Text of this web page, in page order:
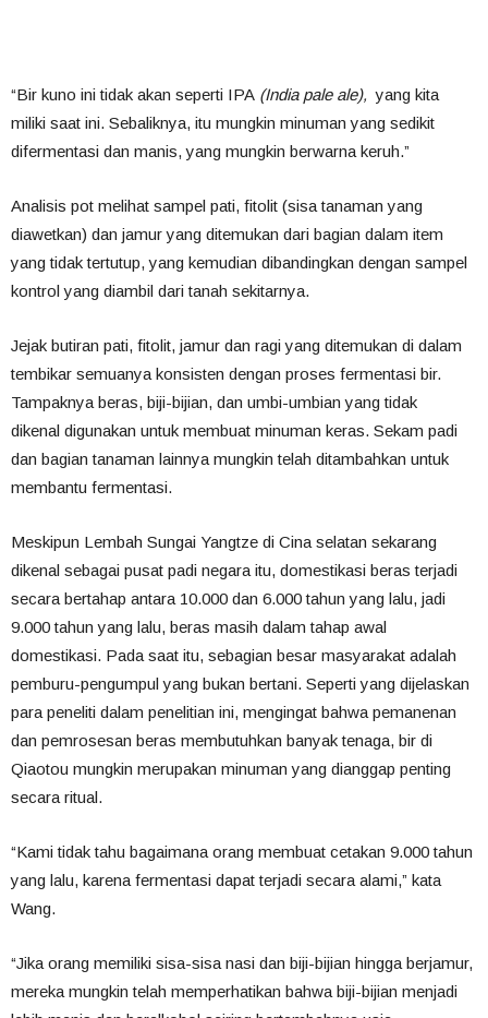
“Bir kuno ini tidak akan seperti IPA (India pale ale), yang kita
miliki saat ini. Sebaliknya, itu mungkin minuman yang sedikit
difermentasi dan manis, yang mungkin berwarna keruh.”
Analisis pot melihat sampel pati, fitolit (sisa tanaman yang
diawetkan) dan jamur yang ditemukan dari bagian dalam item
yang tidak tertutup, yang kemudian dibandingkan dengan sampel
kontrol yang diambil dari tanah sekitarnya.
Jejak butiran pati, fitolit, jamur dan ragi yang ditemukan di dalam
tembikar semuanya konsisten dengan proses fermentasi bir.
Tampaknya beras, biji-bijian, dan umbi-umbian yang tidak
dikenal digunakan untuk membuat minuman keras. Sekam padi
dan bagian tanaman lainnya mungkin telah ditambahkan untuk
membantu fermentasi.
Meskipun Lembah Sungai Yangtze di Cina selatan sekarang
dikenal sebagai pusat padi negara itu, domestikasi beras terjadi
secara bertahap antara 10.000 dan 6.000 tahun yang lalu, jadi
9.000 tahun yang lalu, beras masih dalam tahap awal
domestikasi. Pada saat itu, sebagian besar masyarakat adalah
pemburu-pengumpul yang bukan bertani. Seperti yang dijelaskan
para peneliti dalam penelitian ini, mengingat bahwa pemanenan
dan pemrosesan beras membutuhkan banyak tenaga, bir di
Qiaotou mungkin merupakan minuman yang dianggap penting
secara ritual.
“Kami tidak tahu bagaimana orang membuat cetakan 9.000 tahun
yang lalu, karena fermentasi dapat terjadi secara alami,” kata
Wang.
“Jika orang memiliki sisa-sisa nasi dan biji-bijian hingga berjamur,
mereka mungkin telah memperhatikan bahwa biji-bijian menjadi